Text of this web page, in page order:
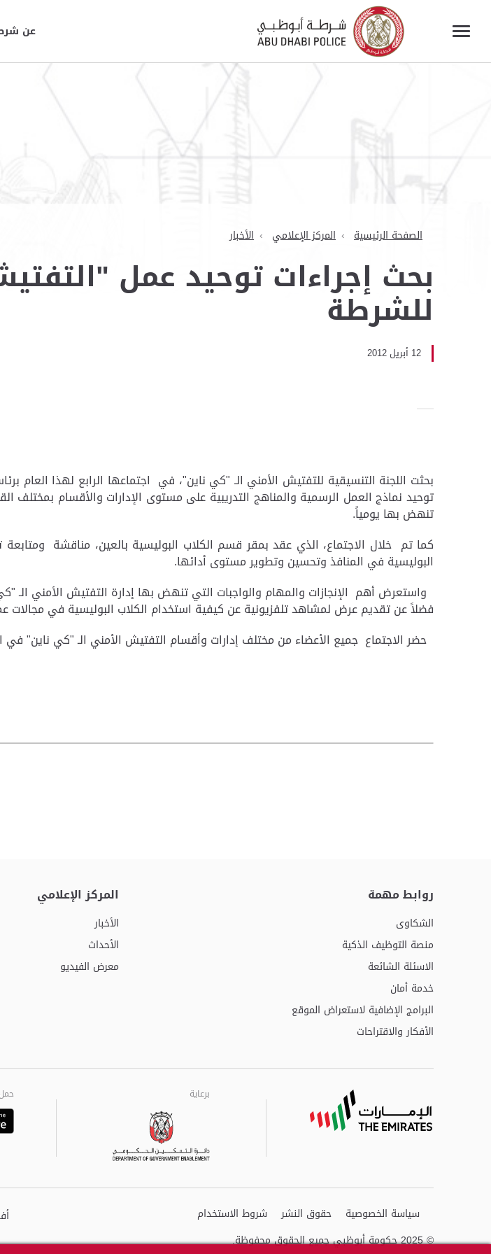
عن
الصفحة الرئيسية المركز الإعلامي الأخبار
بحث إجراءات توحيد عمل
للشرطة
12 أبريل 2012
بحثت اللجنة التنسيقية للتفتيش الأمني الـ "كي ناين"، في اجتماعها الرابع لهذا
توحيد نماذج العمل الرسمية والمناهج التدريبية على مستوى الإدارات والأقسام بمختلف
تنهض بها يومياً.
كما تم خلال الاجتماع، الذي عقد بمقر قسم الكلاب البوليسية بالعين، مناقشة
البوليسية في المنافذ وتحسين وتطوير مستوى أدائها.
واستعرض أهم الإنجازات والمهام والواجبات التي تنهض بها إدارة التفتيش الأمني
فضلاً عن تقديم عرض لمشاهد تلفزيونية عن كيفية استخدام الكلاب البوليسية في مجالات
حضر الاجتماع جميع الأعضاء من مختلف إدارات وأقسام التفتيش الأمني الـ "كي ناين" في
روابط مهمة
الشكاوى
منصة التوظيف الذكية
الاسئلة الشائعة
خدمة أمان
البرامج الإضافية لاستعراض الموقع
الأفكار والاقتراحات
المركز الإعلامي
الأخبار
الأحداث
معرض الفيديو
برعاية
برعاية
سياسة الخصوصية حقوق النشر
شروط الاستخدام
© 2025 حكومة أبوظبي جميع الحقوق محفوظة.